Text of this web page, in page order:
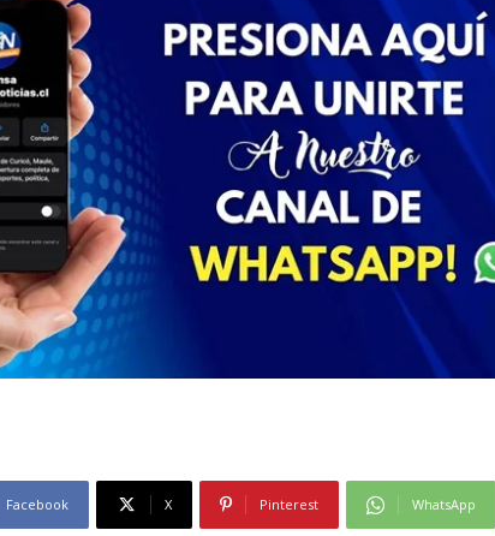
Facebook X Pinterest WhatsApp